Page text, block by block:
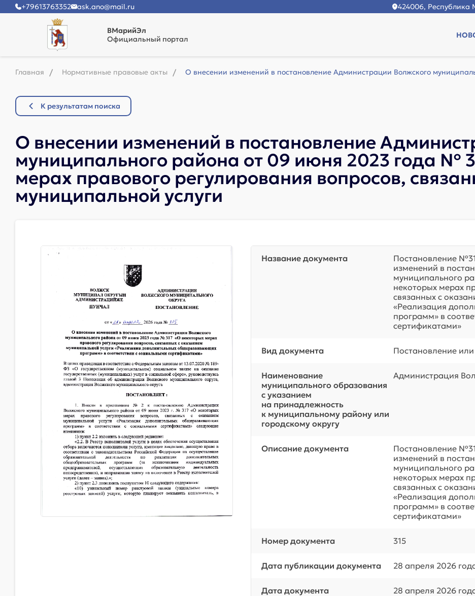
+79613763352 ask.ano@mail.ru 424006, Республика
ВМарийЭл
Официальный портал
Главная Нормативные правовые акты О внесении изменений в постановление Администрации Волжского
К результатам поиска
О внесении изменений в постановление
муниципального района от 09 июня 2023 года №
мерах правового регулирования вопросов,
муниципальной услуги
Название документа
Постановление
изменений в
муниципального
некоторых мерах
связанных с
«Реализация
программ» в
сертификатами»
Вид документа Постановление
Наименование
муниципального образования
с указанием
на принадлежность
к муниципальному району или
городскому округу
Администрация
Описание документа
Постановление
изменений в
муниципального
некоторых мерах
связанных с
«Реализация
программ» в
сертификатами»
Номер документа 315
Дата публикации документа 28 апреля 2026
Дата документа 28 апреля 2026